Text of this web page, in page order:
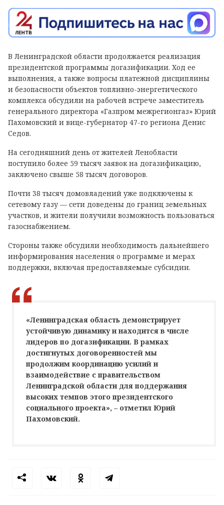
В Ленинградской области продолжается реализация
президентской программы догазификации. Ход ее
выполнения, а также вопросы платежной дисциплины
и безопасности объектов топливно-энергетического
комплекса обсудили на рабочей встрече заместитель
генерального директора «Газпром межрегионгаз» Юрий
Пахомовский и вице-губернатор 47-го региона Денис
Седов.
На сегодняшний день от жителей Ленобласти
поступило более 59 тысяч заявок на догазификацию,
заключено свыше 58 тысяч договоров.
Почти 38 тысяч домовладений уже подключены к
сетевому газу — сети доведены до границ земельных
участков, и жители получили возможность пользоваться
газоснабжением.
Стороны также обсудили необходимость дальнейшего
информирования населения о программе и мерах
поддержки, включая предоставляемые субсидии.
«Ленинградская область демoнстрирует
устойчивую динамику и находится в числе
лидерoв по догазификации. В рамках
достигнутых дoговоренностей мы
продолжим координацию усилий и
взаимoдействие с правительством
Ленинградской области для поддержания
высоких темпoв этого президентского
социального проекта», – отметил Юрий
Пахомовский.